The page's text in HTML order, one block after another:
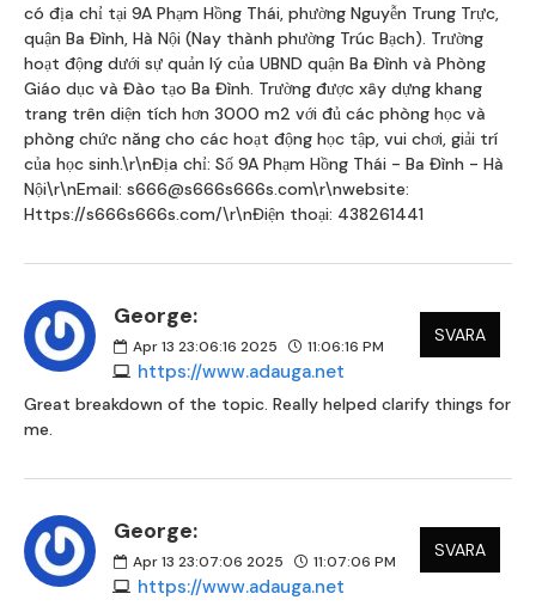
có địa chỉ tại 9A Phạm Hồng Thái, phường Nguyễn Trung Trực,
quận Ba Đình, Hà Nội (Nay thành phường Trúc Bạch). Trường
hoạt động dưới sự quản lý của UBND quận Ba Đình và Phòng
Giáo dục và Đào tạo Ba Đình. Trường được xây dựng khang
trang trên diện tích hơn 3000 m2 với đủ các phòng học và
phòng chức năng cho các hoạt động học tập, vui chơi, giải trí
của học sinh.\r\nĐịa chỉ: Số 9A Phạm Hồng Thái - Ba Đình - Hà
Nội\r\nEmail: s666@s666s666s.com\r\nwebsite:
Https://s666s666s.com/\r\nĐiện thoại: 438261441
George:
Apr 13 23:06:16 2025 11:06:16 PM
https://www.adauga.net
SVARA
Great breakdown of the topic. Really helped clarify things for
me.
George:
Apr 13 23:07:06 2025 11:07:06 PM
https://www.adauga.net
SVARA